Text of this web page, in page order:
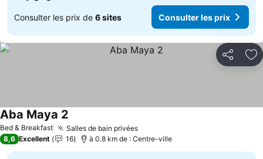
Consulter les prix de 6 sites Consulter les prix
Partager
Bed & Breakfast Salles de bain privées
Aba Maya 2
8,6 Excellent 16 à 0.8 km de : Centre-ville